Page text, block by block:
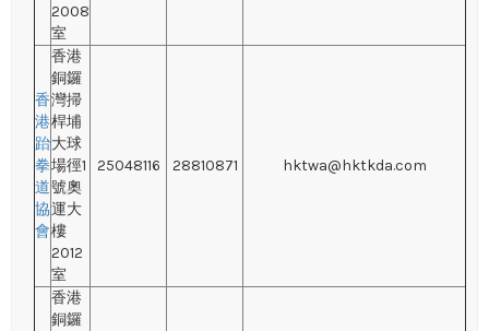
2008
室
香
港
跆
拳
道
協
會
香港
銅鑼
灣掃
桿埔
大球
場徑1
號奧
運大
樓
2012
室
25048116 28810871 hktwa@hktkda.com
香港
銅鑼